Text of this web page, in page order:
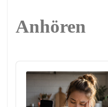
Anhören
Audio
Player